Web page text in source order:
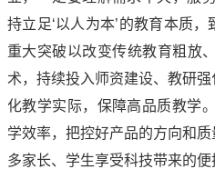
持立足‘以人为本’的教育本质
重大突破以改变传统教育粗放
术，持续投入师资建设、教研
化教学实际，保障高品质教学
学效率，把控好产品的方向和
多家长、学生享受科技带来的